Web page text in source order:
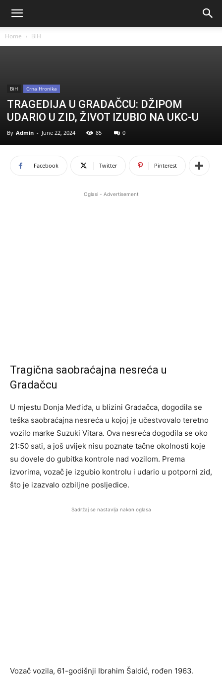
Home BiH
BiH Crna Hronika
TRAGEDIJA U GRADAČCU: DŽIPOM
UDARIO U ZID, ŽIVOT IZUBIO NA UKC-U
By Admin - June 22, 2024 85 0
Facebook Twitter Pinterest
Oglasi - Advertisement
Tragična saobraćajna nesreća u
Gradačcu
U mjestu Donja Međiđa, u blizini Gradačca, dogodila se
teška saobraćajna nesreća u kojoj je učestvovalo teretno
vozilo marke Suzuki Vitara. Ova nesreća dogodila se oko
21:50 sati, a još uvijek nisu poznate tačne okolnosti koje
su dovele do gubitka kontrole nad vozilom. Prema
izvorima, vozač je izgubio kontrolu i udario u potporni zid,
što je izazvalo ozbiljne posljedice.
Sadržaj se nastavlja nakon oglasa
Vozač vozila, 61-godišnji Ibrahim Šaldić, rođen 1963.